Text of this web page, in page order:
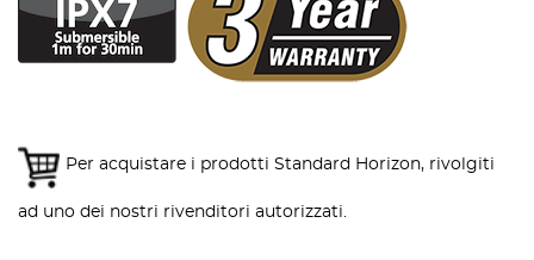
Per acquistare i prodotti Standard Horizon, rivolgiti
ad uno dei nostri rivenditori autorizzati.